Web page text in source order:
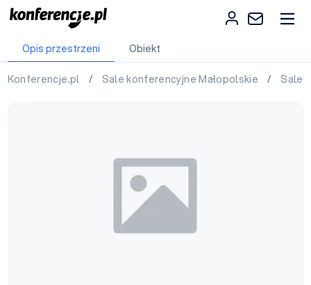
Opis przestrzeni Obiekt
Konferencje.pl / Sale konferencyjne Małopolskie / Sale